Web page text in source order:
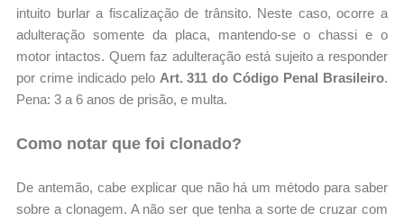
intuito burlar a fiscalização de trânsito. Neste caso, ocorre a
adulteração somente da placa, mantendo-se o chassi e o
motor intactos. Quem faz adulteração está sujeito a responder
por crime indicado pelo Art. 311 do Código Penal Brasileiro.
Pena: 3 a 6 anos de prisão, e multa.
Como notar que foi clonado?
De antemão, cabe explicar que não há um método para saber
sobre a clonagem. A não ser que tenha a sorte de cruzar com